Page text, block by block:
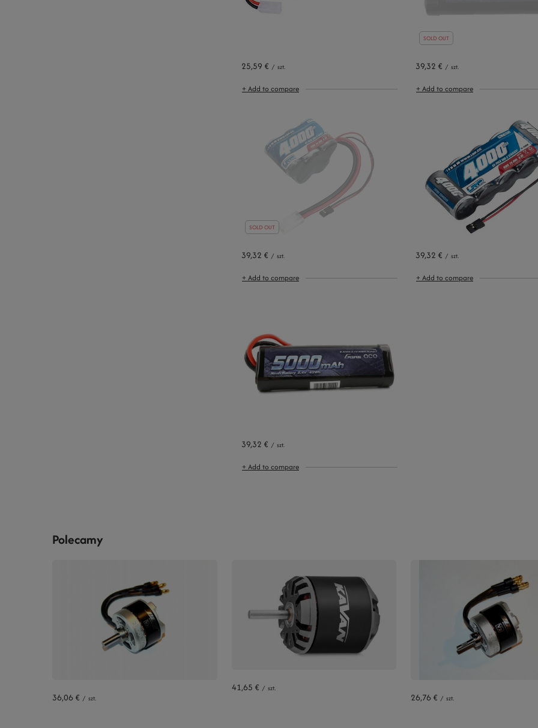
25,59 € / szt.
+ Add to compare
SOLD OUT
39,32 € / szt.
+ Add to compare
SOLD OUT
39,32 € / szt.
+ Add to compare
39,32 € / szt.
+ Add to compare
39,32 € / szt.
+ Add to compare
Polecamy
36,06 € / szt.
41,65 € / szt.
26,76 € / szt.